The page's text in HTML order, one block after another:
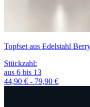
Topfset aus Edelstahl
Stückzahl:
aus 6 bis 13
44,90 € - 79,90 €